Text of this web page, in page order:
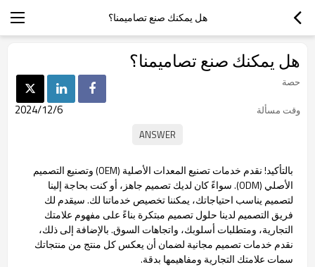
هل يمكنك صنع تصاميمنا؟
هل يمكنك صنع تصاميمنا؟
حصة
وقت مسألة
2024/12/6
بالتأكيد! نقدم خدمات تصنيع المعدات الأصلية (OEM) وتصنيع التصميم
الأصلي (ODM). سواءً كان لديك تصميم جاهز، أو كنت بحاجة إلينا
لتصميم يناسب احتياجاتك، يمكننا تخصيص خدماتنا لك. سيقدم لك
فريق التصميم لدينا حلول تصميم مبتكرة بناءً على مفهوم علامتك
التجارية، ومتطلبات أسلوبك، واتجاهات السوق. بالإضافة إلى ذلك،
نقدم خدمات تصميم مجانية لضمان أن يعكس كل منتج من منتجاتك
سمات علامتك التجارية ومفاهيمها بدقة.